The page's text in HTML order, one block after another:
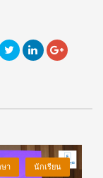
า นักเรียน